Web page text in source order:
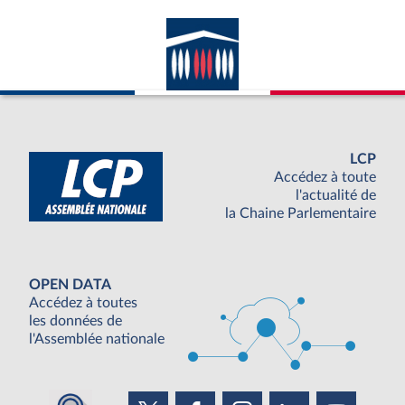
LCP
Accédez à toute
l'actualité de
la Chaine Parlementaire
OPEN DATA
Accédez à toutes
les données de
l'Assemblée nationale